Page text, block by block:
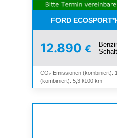
FORD
12.890 €
CO₂-Emissionen (kombiniert):
(kombiniert): 5,3 l/100 km